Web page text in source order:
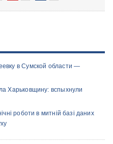
в Сумской области —
Харьковщину: вспыхнули
роботи в митній базі даних